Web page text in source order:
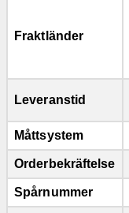
Fraktländer
Leveranstid
Måttsystem
Orderbekräftelse
Spårnummer